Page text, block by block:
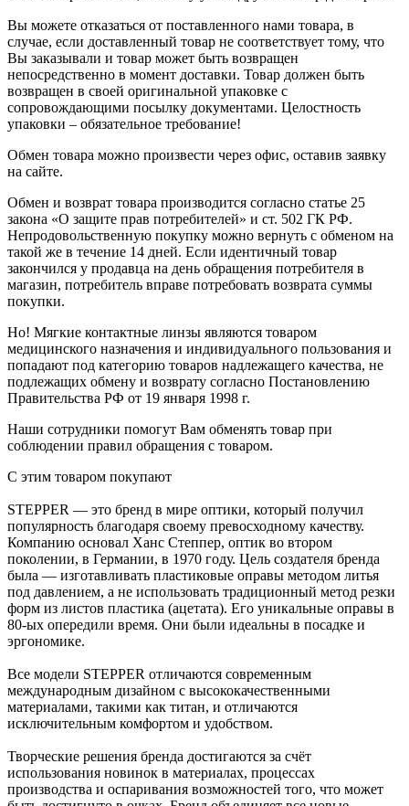
Вы можете отказаться от поставленного нами товара, в
случае, если доставленный товар не соответствует тому, что
Вы заказывали и товар может быть возвращен
непосредственно в момент доставки. Товар должен быть
возвращен в своей оригинальной упаковке с
сопровождающими посылку документами. Целостность
упаковки – обязательное требование!
Обмен товара можно произвести через офис, оставив заявку
на сайте.
Обмен и возврат товара производится согласно статье 25
закона «О защите прав потребителей» и ст. 502 ГК РФ.
Непродовольственную покупку можно вернуть с обменом на
такой же в течение 14 дней. Если идентичный товар
закончился у продавца на день обращения потребителя в
магазин, потребитель вправе потребовать возврата суммы
покупки.
Но! Мягкие контактные линзы являются товаром
медицинского назначения и индивидуального пользования и
попадают под категорию товаров надлежащего качества, не
подлежащих обмену и возврату согласно Постановлению
Правительства РФ от 19 января 1998 г.
Наши сотрудники помогут Вам обменять товар при
соблюдении правил обращения с товаром.
С этим товаром покупают
STEPPER — это бренд в мире оптики, который получил
популярность благодаря своему превосходному качеству.
Компанию основал Ханс Степпер, оптик во втором
поколении, в Германии, в 1970 году. Цель создателя бренда
была — изготавливать пластиковые оправы методом литья
под давлением, а не использовать традиционный метод резки
форм из листов пластика (ацетата). Его уникальные оправы в
80-ых опередили время. Они были идеальны в посадке и
эргономике.
Все модели STEPPER отличаются современным
международным дизайном с высококачественными
материалами, такими как титан, и отличаются
исключительным комфортом и удобством.
Творческие решения бренда достигаются за счёт
использования новинок в материалах, процессах
производства и оспаривания возможностей того, что может